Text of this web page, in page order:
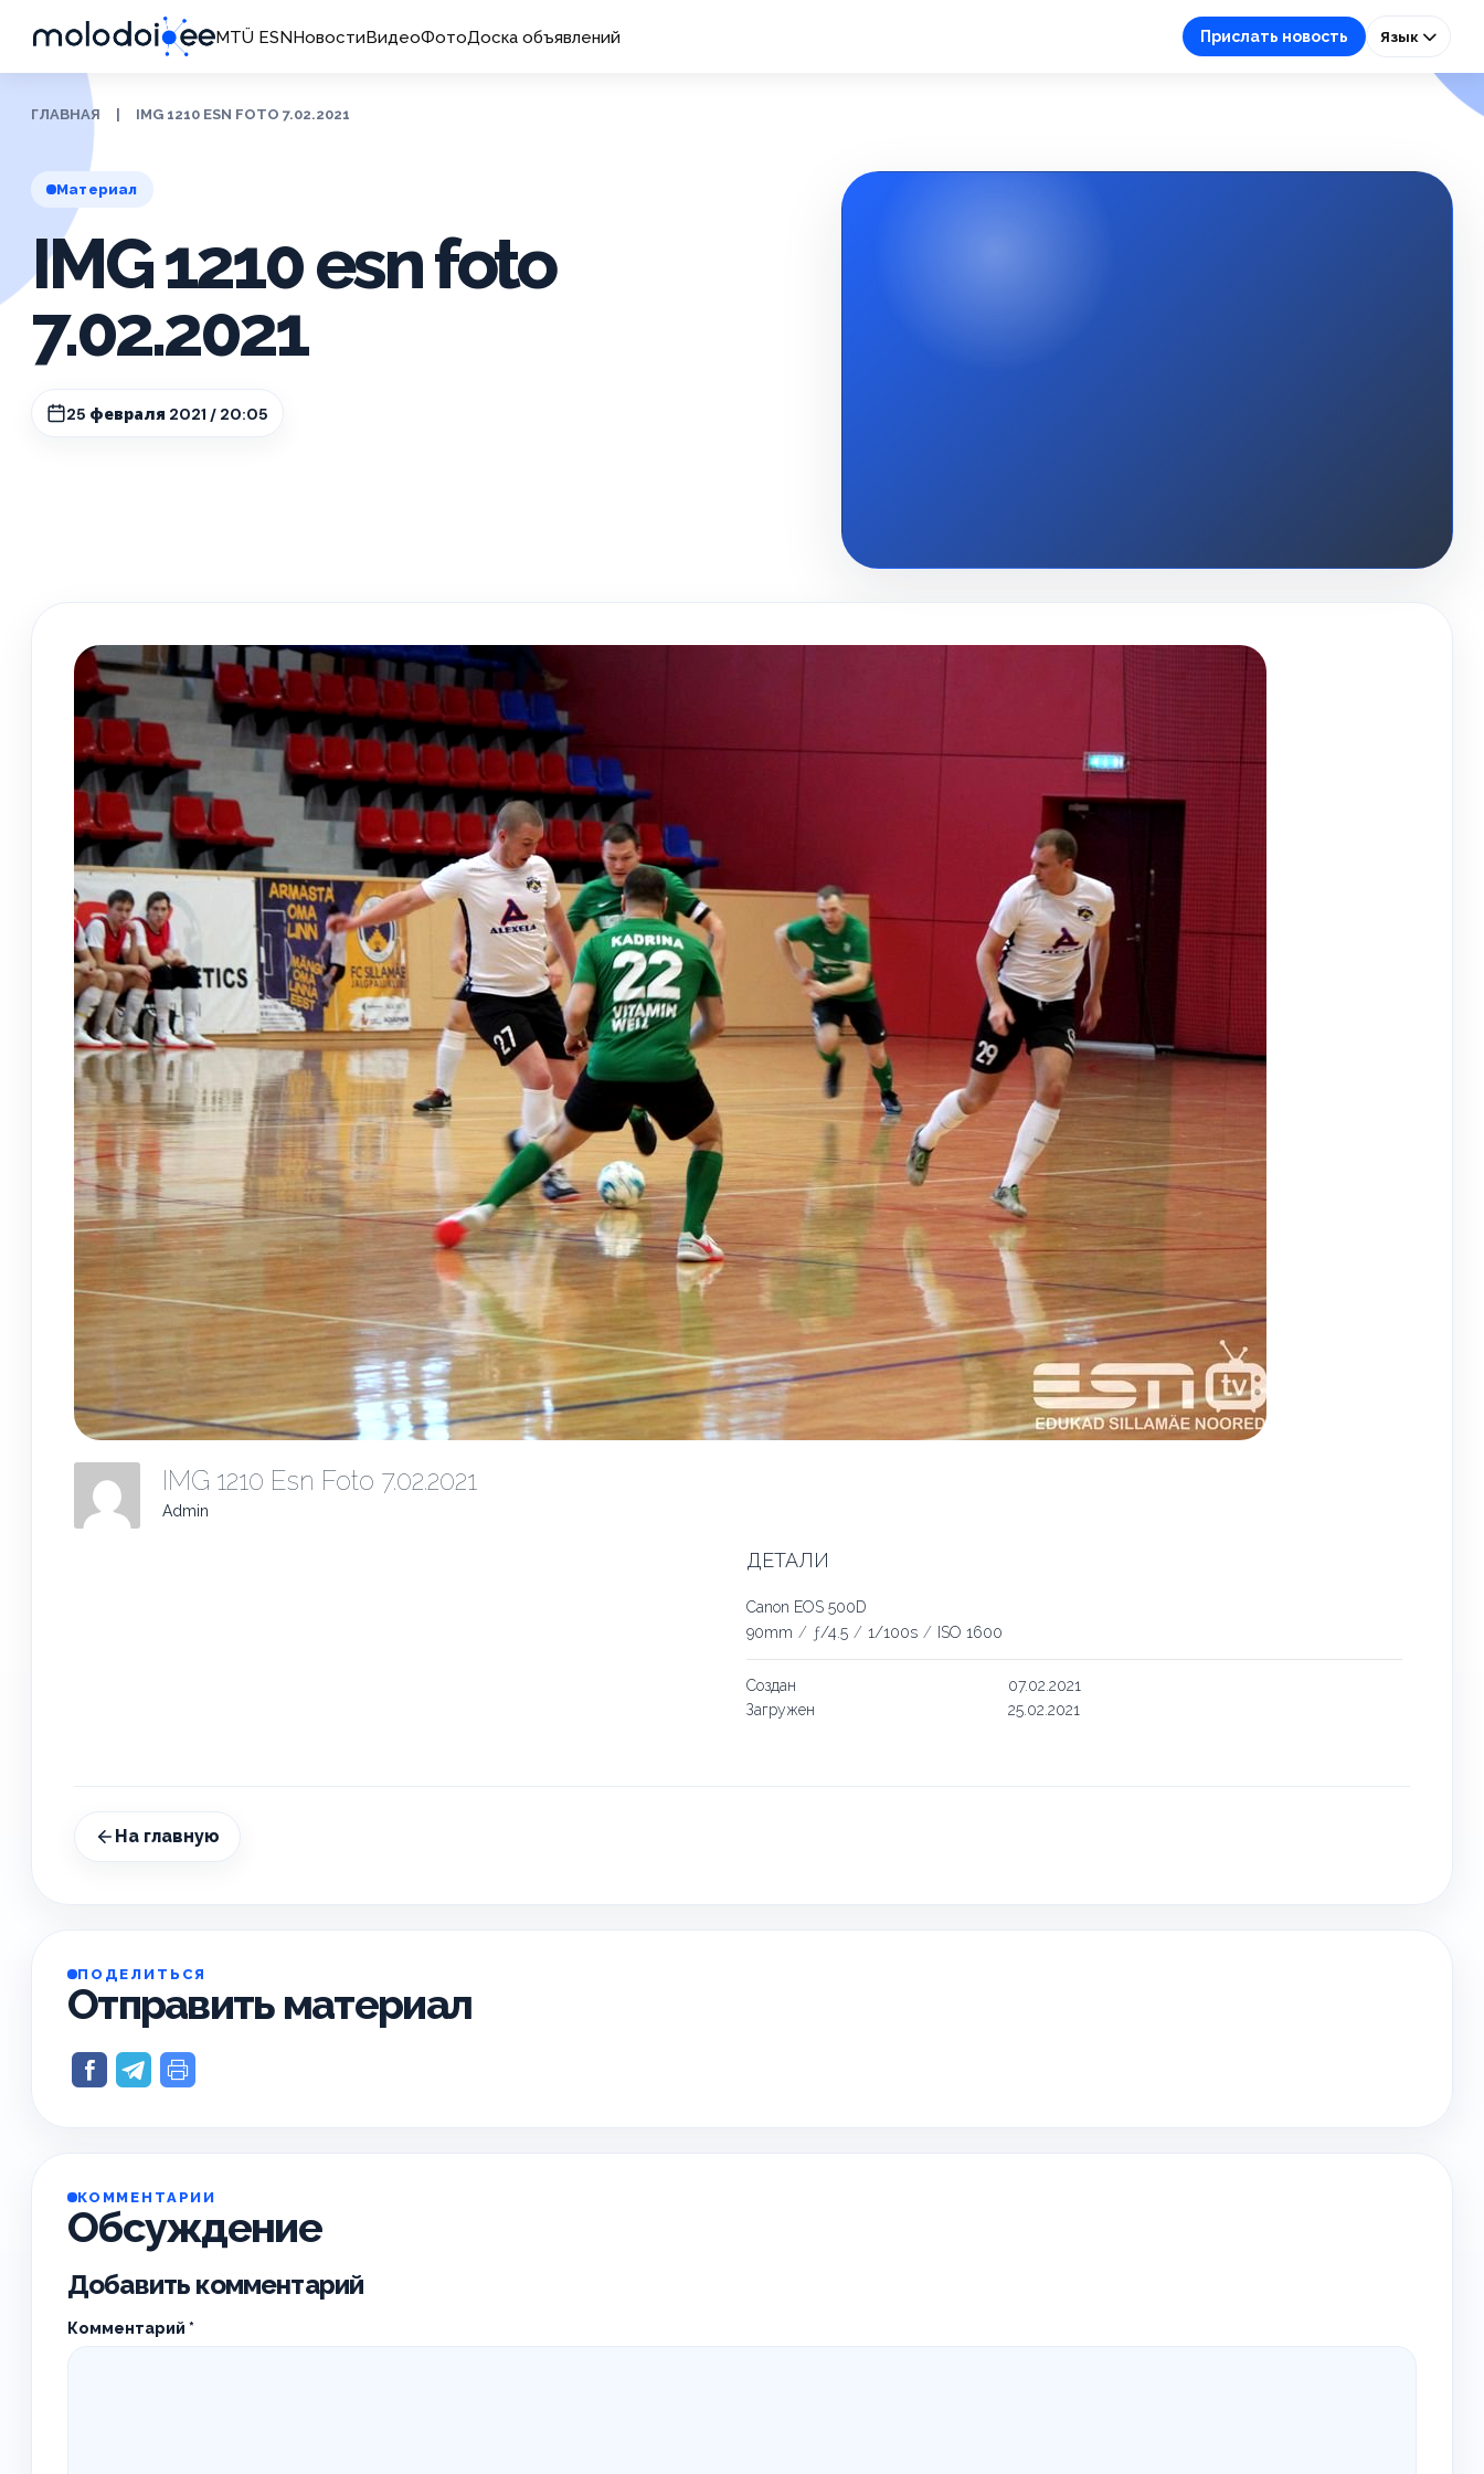
MTÜ ESNНовостиВидеоФотоДоска объявлений Прислать новость Язык
ГЛАВНАЯ IMG 1210 ESN FOTO 7.02.2021
Материал
IMG 1210 esn foto
7.02.2021
25 февраля 2021 / 20:05
IMG 1210 Esn Foto 7.02.2021
Admin
ДЕТАЛИ
Canon EOS 500D
90mm / ƒ/4.5 / 1/100s / ISO 1600
Создан
07.02.2021
Загружен
25.02.2021
На главную
ПОДЕЛИТЬСЯ
Отправить материал
КОММЕНТАРИИ
Обсуждение
Добавить комментарий
Комментарий *